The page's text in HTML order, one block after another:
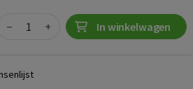
Quantity
− + In winkelwagen